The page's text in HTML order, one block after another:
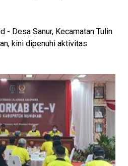
- Desa Sanur, Kecamatan Tulin
kini dipenuhi aktivitas